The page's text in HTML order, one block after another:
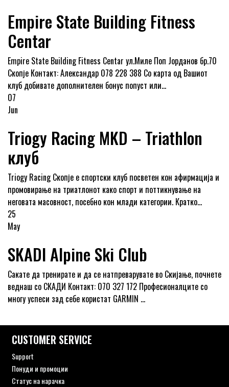
Empire State Building Fitness
Centar
Empire State Building Fitness Centar ул.Миле Поп Јорданов бр.70
Скопје Контакт: Александар 078 228 388 Со карта од Вашиот
клуб добивате дополнителен бонус попуст или...
07
Jun
Triogy Racing MKD – Triathlon
клуб
Triogy Racing Скопје е спортски клуб посветен кон афирмација и
промовирање на триатлонот како спорт и поттикнување на
неговата масовност, посебно кон млади категории. Кратко...
25
May
SKADI Alpine Ski Club
Сакате да тренирате и да се натпреварувате во Скијање, почнете
веднаш со СКАДИ Контакт: 070 327 172 Професионалците со
многу успеси зад себе користат GARMIN ...
CUSTOMER SERVICE
Support
Понуди и промоции
Статус на нарачка